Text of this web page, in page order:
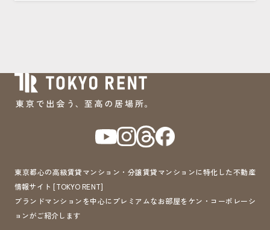
東京都心の高級賃貸マンション・分譲賃貸マンションに特化した不動産
情報サイト [TOKYO RENT]
ブランドマンションを中心にプレミアムなお部屋をケン・コーポレーシ
ョンがご紹介します